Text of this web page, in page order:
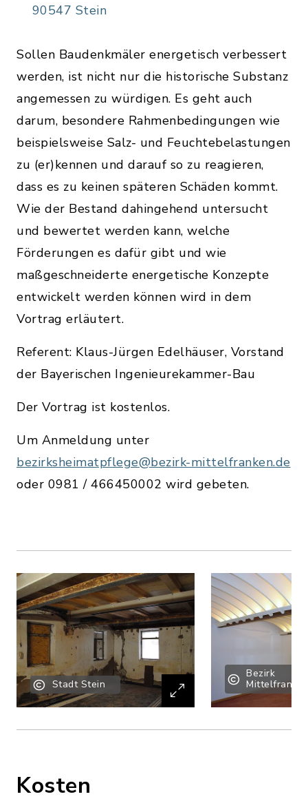
90547 Stein
Sollen Baudenkmäler energetisch verbessert
werden, ist nicht nur die historische Substanz
angemessen zu würdigen. Es geht auch
darum, besondere Rahmenbedingungen wie
beispielsweise Salz- und Feuchtebelastungen
zu (er)kennen und darauf so zu reagieren,
dass es zu keinen späteren Schäden kommt.
Wie der Bestand dahingehend untersucht
und bewertet werden kann, welche
Förderungen es dafür gibt und wie
maßgeschneiderte energetische Konzepte
entwickelt werden können wird in dem
Vortrag erläutert.
Referent: Klaus-Jürgen Edelhäuser, Vorstand
der Bayerischen Ingenieurekammer-Bau
Der Vortrag ist kostenlos.
Um Anmeldung unter
bezirksheimatpflege@bezirk-mittelfranken.de
oder 0981 / 466450002 wird gebeten.
Stadt Stein
Bezirk
Kosten